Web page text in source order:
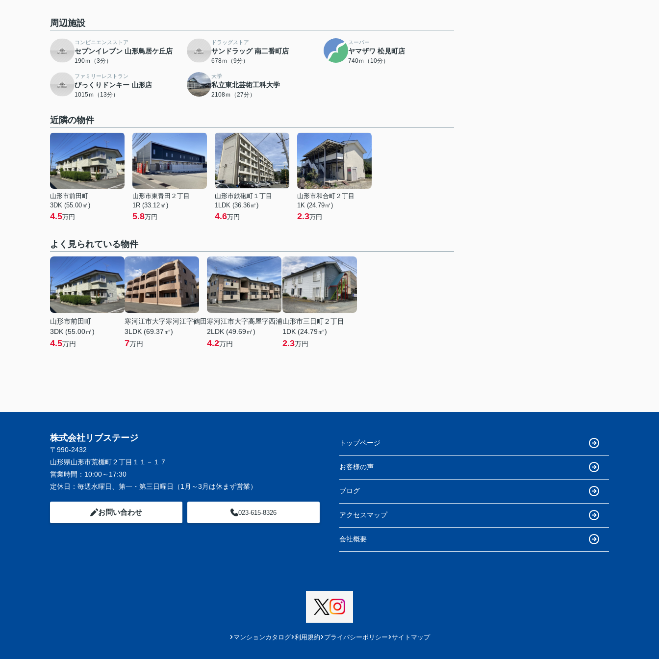
周辺施設
コンビニエンスストア
セブンイレブン 山形鳥居ケ丘店
190ｍ（3分）
ドラッグストア
サンドラッグ 南二番町店
678ｍ（9分）
スーパー
ヤマザワ 松見町店
740ｍ（10分）
ファミリーレストラン
びっくりドンキー 山形店
1015ｍ（13分）
大学
私立東北芸術工科大学
2108ｍ（27分）
近隣の物件
山形市前田町
3DK (55.00㎡)
4.5万円
山形市東青田２丁目
1R (33.12㎡)
5.8万円
山形市鉄砲町１丁目
1LDK (36.36㎡)
4.6万円
山形市和合町２丁目
1K (24.79㎡)
2.3万円
よく見られている物件
山形市前田町
3DK (55.00㎡)
4.5万円
寒河江市大字寒河江字鶴田
3LDK (69.37㎡)
7万円
寒河江市大字高屋字西浦
2LDK (49.69㎡)
4.2万円
山形市三日町２丁目
1DK (24.79㎡)
2.3万円
株式会社リブステージ
〒990-2432
山形県山形市荒楯町２丁目１１－１７
営業時間： 10:00～17:30
定休日： 毎週水曜日、第一・第三日曜日（1月～3月は休まず営業）
お問い合わせ 023-615-8326
トップページ
お客様の声
ブログ
アクセスマップ
会社概要
マンションカタログ 利用規約 プライバシーポリシー サイトマップ